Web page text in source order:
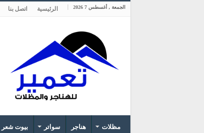
الجمعة , أغسطس 7 2026 الرئيسية اتصل بنا
مظلات هناجر سواتر بيوت شعر